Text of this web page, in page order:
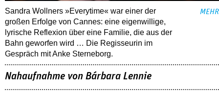
Sandra Wollners »Everytime« war einer der
großen Erfolge von Cannes: eine eigenwillige,
lyrische Reflexion über eine ­Familie, die aus der
Bahn geworfen wird … Die Regisseurin im
Gespräch mit Anke Sterneborg.
MEHR
Nahaufnahme von Bárbara Lennie